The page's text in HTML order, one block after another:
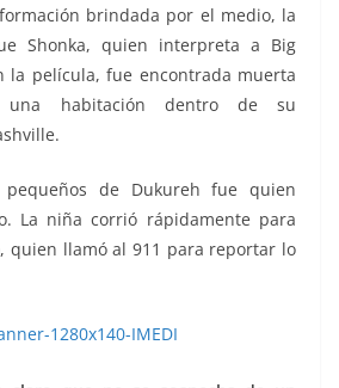
brindada por el medio, la
Shonka, quien interpreta a Big
la película, fue encontrada muerta
habitación dentro de su
de Dukureh fue quien
La niña corrió rápidamente para
quien llamó al 911 para reportar lo